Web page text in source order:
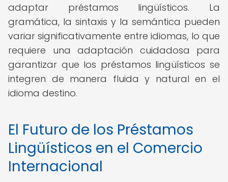
adaptar préstamos lingüísticos. La
gramática, la sintaxis y la semántica pueden
variar significativamente entre idiomas, lo que
requiere una adaptación cuidadosa para
garantizar que los préstamos lingüísticos se
integren de manera fluida y natural en el
idioma destino.
El Futuro de los Préstamos
Lingüísticos en el Comercio
Internacional